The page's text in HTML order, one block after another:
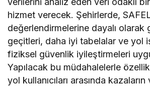
hizmet verecek. Şehirlerde,
değerlendirmelerine dayalı olarak
geçitleri, daha iyi tabelalar ve yol
fiziksel güvenlik iyileştirmeleri
Yapılacak bu müdahalelerle
yol kullanıcıları arasında